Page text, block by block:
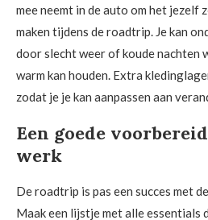
mee neemt in de auto om het
maken tijdens de roadtrip. Je kan
door slecht weer of koude nachten
warm kan houden. Extra
zodat je je kan aanpassen aan
Een goede
werk
De roadtrip is pas een succes met
Maak een lijstje met alle essentials